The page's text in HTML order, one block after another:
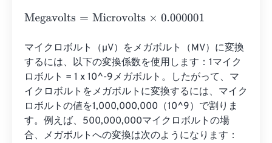
Megavolts= Microvolts×0.000001
マイクロボルト（µV）をメガボルト（MV）に変換
するには、以下の変換係数を使用します：1マイク
ロボルト = 1 x 10^-9メガボルト。したがって、マ
イクロボルトをメガボルトに変換するには、マイク
ロボルトの値を1,000,000,000（10^9）で割りま
す。例えば、500,000,000マイクロボルトの場
合、メガボルトへの変換は次のようになります：